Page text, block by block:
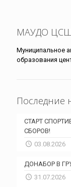
МАУДО
Муниципальное
образования
Последние
СТАРТ
СБОРОВ!
03.08.2026
ДОНАБОР В
31.07.2026